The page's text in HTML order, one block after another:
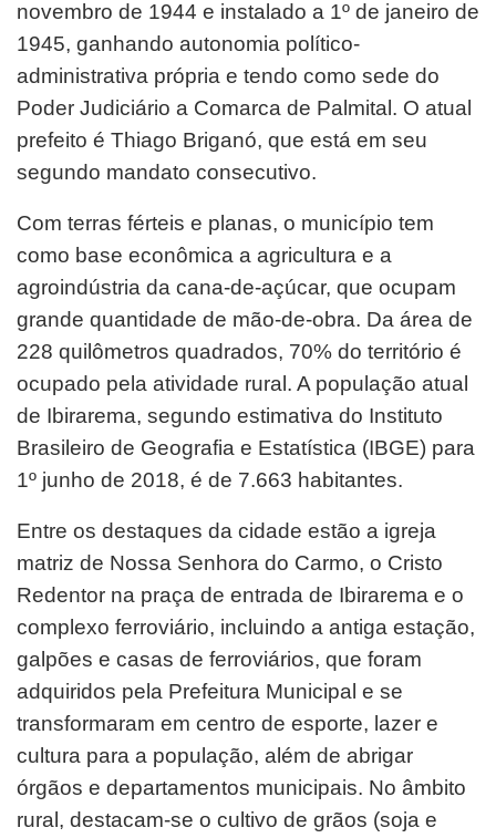
novembro de 1944 e instalado a 1º de janeiro de
1945, ganhando autonomia político-
administrativa própria e tendo como sede do
Poder Judiciário a Comarca de Palmital. O atual
prefeito é Thiago Briganó, que está em seu
segundo mandato consecutivo.
Com terras férteis e planas, o município tem
como base econômica a agricultura e a
agroindústria da cana-de-açúcar, que ocupam
grande quantidade de mão-de-obra. Da área de
228 quilômetros quadrados, 70% do território é
ocupado pela atividade rural. A população atual
de Ibirarema, segundo estimativa do Instituto
Brasileiro de Geografia e Estatística (IBGE) para
1º junho de 2018, é de 7.663 habitantes.
Entre os destaques da cidade estão a igreja
matriz de Nossa Senhora do Carmo, o Cristo
Redentor na praça de entrada de Ibirarema e o
complexo ferroviário, incluindo a antiga estação,
galpões e casas de ferroviários, que foram
adquiridos pela Prefeitura Municipal e se
transformaram em centro de esporte, lazer e
cultura para a população, além de abrigar
órgãos e departamentos municipais. No âmbito
rural, destacam-se o cultivo de grãos (soja e